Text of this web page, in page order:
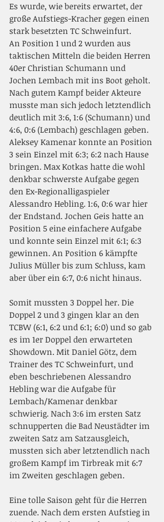
Es wurde, wie bereits erwartet, der
große Aufstiegs-Kracher gegen einen
stark besetzten TC Schweinfurt.
An Position 1 und 2 wurden aus
taktischen Mitteln die beiden Herren
40er Christian Schumann und
Jochen Lembach mit ins Boot geholt.
Nach gutem Kampf beider Akteure
musste man sich jedoch letztendlich
deutlich mit 3:6, 1:6 (Schumann) und
4:6, 0:6 (Lembach) geschlagen geben.
Aleksey Kamenar konnte an Position
3 sein Einzel mit 6:3; 6:2 nach Hause
bringen. Max Kotkas hatte die wohl
denkbar schwerste Aufgabe gegen
den Ex-Regionalligaspieler
Alessandro Hebling. 1:6, 0:6 war hier
der Endstand. Jochen Geis hatte an
Position 5 eine einfachere Aufgabe
und konnte sein Einzel mit 6:1; 6:3
gewinnen. An Position 6 kämpfte
Julius Müller bis zum Schluss, kam
aber über ein 6:7, 0:6 nicht hinaus.
Somit mussten 3 Doppel her. Die
Doppel 2 und 3 gingen klar an den
TCBW (6:1, 6:2 und 6:1; 6:0) und so gab
es im 1er Doppel den erwarteten
Showdown. Mit Daniel Götz, dem
Trainer des TC Schweinfurt, und
eben beschriebenen Alessandro
Hebling war die Aufgabe für
Lembach/Kamenar denkbar
schwierig. Nach 3:6 im ersten Satz
schnupperten die Bad Neustädter im
zweiten Satz am Satzausgleich,
mussten sich aber letztendlich nach
großem Kampf im Tirbreak mit 6:7
im Zweiten geschlagen geben.
Eine tolle Saison geht für die Herren
zuende. Nach dem ersten Aufstieg in